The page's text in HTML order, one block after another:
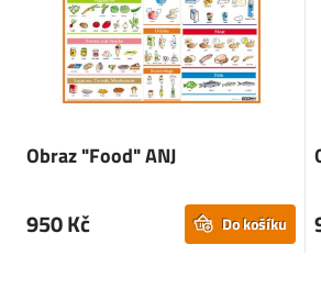
Obraz "Food" ANJ
950 Kč Do košíku